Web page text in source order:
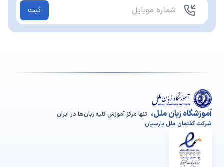
ثبت
آموزشگاه زبان ملل، تنها مرکز آموزش کلیه زبان‌ها در ایران
شرکت گفتمان ملل پارسیان